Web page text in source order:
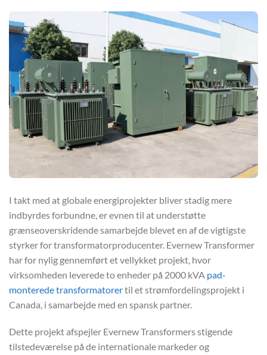
I takt med at globale energiprojekter bliver stadig mere
indbyrdes forbundne, er evnen til at understøtte
grænseoverskridende samarbejde blevet en af de vigtigste
styrker for transformatorproducenter. Evernew Transformer
har for nylig gennemført et vellykket projekt, hvor
virksomheden leverede to enheder på 2000 kVA pad-
monterede transformatorertil et strømfordelingsprojekt i
Canada, i samarbejde med en spansk partner.
Dette projekt afspejler Evernew Transformers stigende
tilstedeværelse på de internationale markeder og